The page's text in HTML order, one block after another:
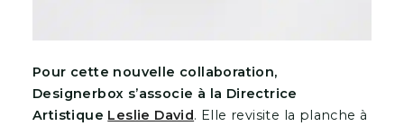
Pour cette nouvelle collaboration,
Designerbox s’associe à la Directrice
Artistique Leslie David. Elle revisite la planche à